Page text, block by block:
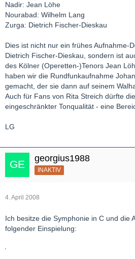
Nadir: Jean Löhe
Nourabad: Wilhelm Lang
Zurga: Dietrich Fischer-Dieskau
Dies ist nicht nur ein frühes Aufnahme-
Dietrich Fischer-Dieskau, sondern ist
des Kölner (Operetten-)Tenors Jean
haben wir die Rundfunkaufnahme
gemacht, der sie dann auf seinem
Auch für Fans von Rita Streich dürfte
eingeschränkter Tonqualität - eine
LG
georgius1988
INAKTIV
4. April 2008
Ich besitze die Symphonie in C und die
folgender Einspielung: